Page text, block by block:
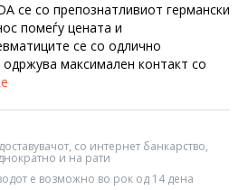
се со препознатливиот германски
помеѓу цената и
се со одлично
одржува максимален контакт со
со интернет банкарство,
и на рати
е возможно во рок од 14 дена